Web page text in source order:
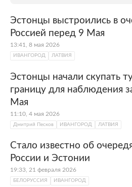
Эстонцы выстроились в
Россией перед 9 Мая
13:41, 8 мая 2026
ИВАНГОРОД ЛАТВИЯ
Эстонцы начали скупать
границу для наблюдения
Мая
11:10, 4 мая 2026
Дмитрий Песков ИВАНГОРОД ЛАТВИЯ
Стало известно об
России и Эстонии
19:33, 21 февраля 2026
БЕЛОРУССИЯ ИВАНГОРОД